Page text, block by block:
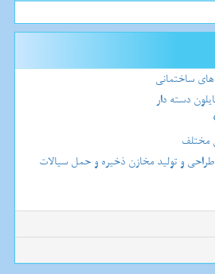
های ساختمانی
دسته دار
مختلف
و تولید مخازن ذخیره و حمل سیالات